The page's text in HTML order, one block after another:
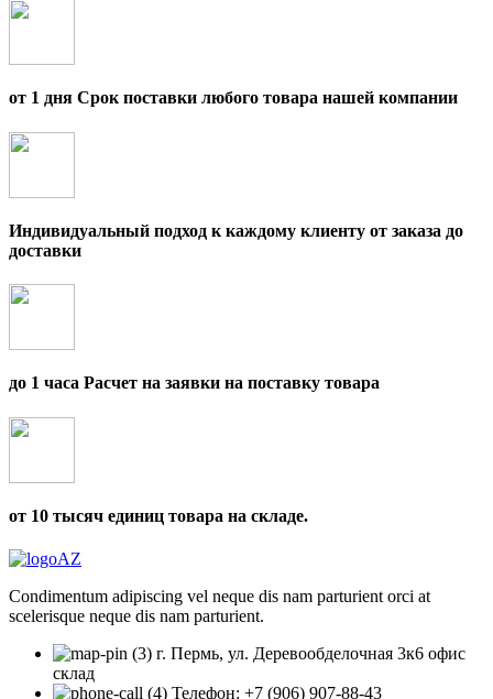
от 1 дня Срок поставки любого товара нашей компании
Индивидуальный подход к каждому клиенту от заказа до
доставки
до 1 часа Расчет на заявки на поставку товара
от 10 тысяч единиц товара на складе.
Condimentum adipiscing vel neque dis nam parturient orci at
scelerisque neque dis nam parturient.
г. Пермь, ул. Деревообделочная 3к6 офис
склад
Телефон: +7 (906) 907-88-43